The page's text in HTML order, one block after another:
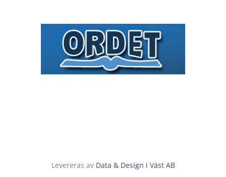
Levereras av Data & Design i Väst AB